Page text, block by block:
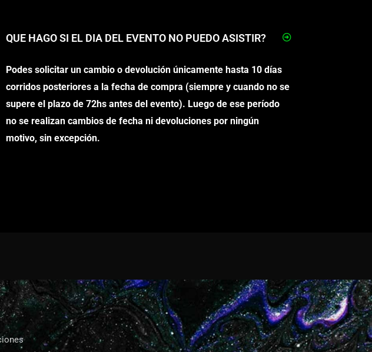
QUE HAGO SI EL DIA DEL EVENTO NO PUEDO ASISTIR?
Podes solicitar un cambio o devolución únicamente hasta 10 días
corridos posteriores a la fecha de compra (siempre y cuando no se
supere el plazo de 72hs antes del evento). Luego de ese período
no se realizan cambios de fecha ni devoluciones por ningún
motivo, sin excepción.